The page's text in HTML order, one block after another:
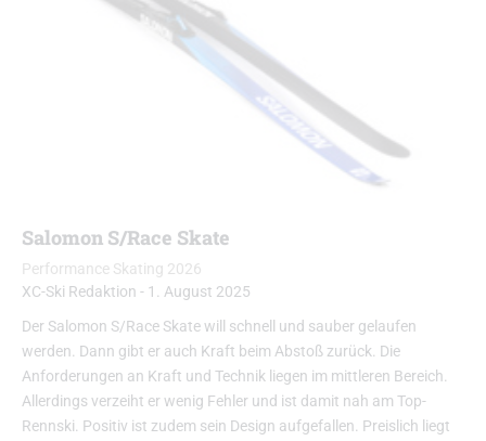
Salomon S/Race Skate
Performance Skating 2026
XC-Ski Redaktion - 1. August 2025
Der Salomon S/Race Skate will schnell und sauber gelaufen
werden. Dann gibt er auch Kraft beim Abstoß zurück. Die
Anforderungen an Kraft und Technik liegen im mittleren Bereich.
Allerdings verzeiht er wenig Fehler und ist damit nah am Top-
Rennski. Positiv ist zudem sein Design aufgefallen. Preislich liegt